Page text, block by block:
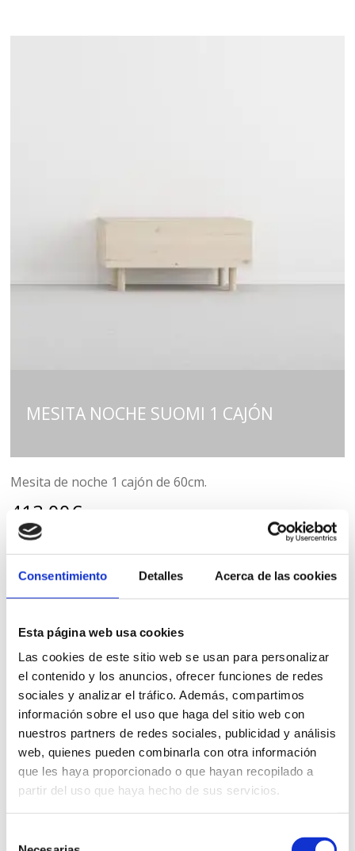
Consentimiento Detalles Acerca de las cookies
Esta página web usa cookies
Las cookies de este sitio web se usan para personalizar
el contenido y los anuncios, ofrecer funciones de redes
sociales y analizar el tráfico. Además, compartimos
información sobre el uso que haga del sitio web con
nuestros partners de redes sociales, publicidad y análisis
web, quienes pueden combinarla con otra información
que les haya proporcionado o que hayan recopilado a
partir del uso que haya hecho de sus servicios.
MESITA NOCHE SUOMI 1 CAJÓN
Mesita de noche 1 cajón de 60cm.
413,00€
iva incl.
VER PRODUCTO